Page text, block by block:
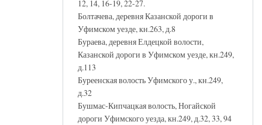
12, 14, 16-19, 22-27.
Болтачева, деревня Казанской дороги в
Уфимском уезде, кн.263, д.8
Бураева, деревня Елдецкой волости,
Казанской дороги в Уфимском уезде, кн.249,
д.113
Буреенская волость Уфимского у., кн.249,
д.32
Бушмас-Кипчацкая волость, Ногайской
дороги Уфимского уезда, кн.249, д.32, 33, 94